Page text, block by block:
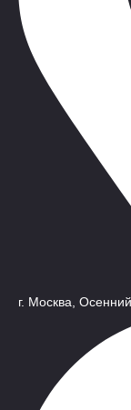
г. Москва,